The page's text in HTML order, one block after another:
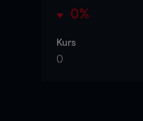
0%
Kurs
0